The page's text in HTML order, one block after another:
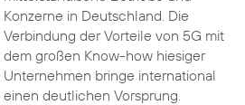
Konzerne in Deutschland. Die
Verbindung der Vorteile von 5G mit
dem großen Know-how hiesiger
Unternehmen bringe international
einen deutlichen Vorsprung.